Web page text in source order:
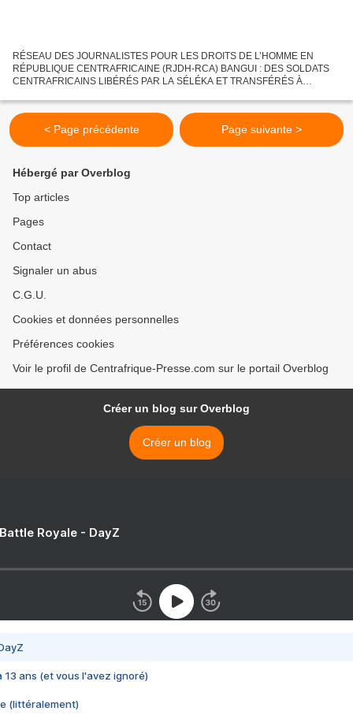
RÉSEAU DES JOURNALISTES POUR LES DROITS DE L’HOMME EN
RÉPUBLIQUE CENTRAFRICAINE (RJDH-RCA) BANGUI : DES SOLDATS
CENTRAFRICAINS LIBÉRÉS PAR LA SÉLÉKA ET TRANSFÉRÉS À
centrafricaines libérés...
< Page précédente Page suivante >
Hébergé par Overblog
Top articles
Pages
Contact
Signaler un abus
C.G.U.
Cookies et données personnelles
Préférences cookies
Voir le profil de Centrafrique-Presse.com sur le portail Overblog
Créer un blog sur Overblog
Créer un blog
Royale - DayZ
13 ans (et vous l'avez ignoré)
(littéralement)